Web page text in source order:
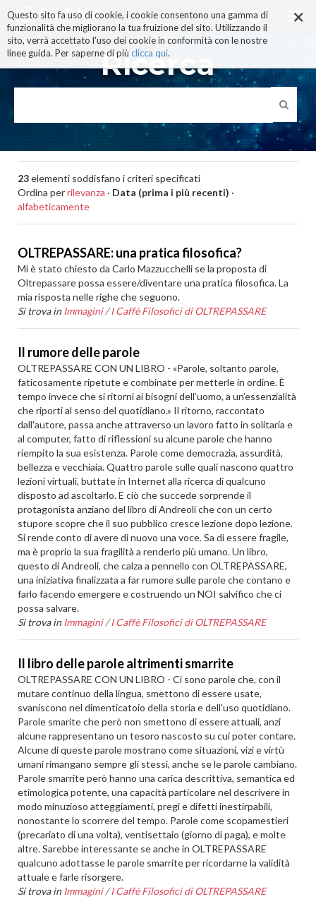
×
Questo sito fa uso di cookie, i cookie consentono una gamma di
funzionalità che migliorano la tua fruizione del sito. Utilizzando il
sito, verrà accettato l'uso dei cookie in conformità con le nostre
linee guida. Per saperne di più clicca qui.
ai
contenuti.
|
alla
navigazione
Ricerca
23elementi soddisfano i criteri specificati
Ordina perrilevanza · Data (prima i più recenti) ·
alfabeticamente
OLTREPASSARE: una pratica filosofica?
Mi è stato chiesto da Carlo Mazzucchelli se la proposta di
Oltrepassare possa essere/diventare una pratica filosofica. La
mia risposta nelle righe che seguono.
Si trova in Immagini /I Caffè Filosofici di OLTREPASSARE
Il rumore delle parole
OLTREPASSARE CON UN LIBRO - «Parole, soltanto parole,
faticosamente ripetute e combinate per metterle in ordine. È
tempo invece che si ritorni ai bisogni dell’uomo, a un’essenzialità
che riporti al senso del quotidiano.» Il ritorno, raccontato
dall'autore, passa anche attraverso un lavoro fatto in solitaria e
al computer, fatto di riflessioni su alcune parole che hanno
riempito la sua esistenza. Parole come democrazia, assurdità,
bellezza e vecchiaia. Quattro parole sulle quali nascono quattro
lezioni virtuali, buttate in Internet alla ricerca di qualcuno
disposto ad ascoltarlo. E ciò che succede sorprende il
protagonista anziano del libro di Andreoli che con un certo
stupore scopre che il suo pubblico cresce lezione dopo lezione.
Si rende conto di avere di nuovo una voce. Sa di essere fragile,
ma è proprio la sua fragilità a renderlo più umano. Un libro,
questo di Andreoli, che calza a pennello con OLTREPASSARE,
una iniziativa finalizzata a far rumore sulle parole che contano e
farlo facendo emergere e costruendo un NOI salvifico che ci
possa salvare.
Si trova in Immagini /I Caffè Filosofici di OLTREPASSARE
Il libro delle parole altrimenti smarrite
OLTREPASSARE CON UN LIBRO - Ci sono parole che, con il
mutare continuo della lingua, smettono di essere usate,
svaniscono nel dimenticatoio della storia e dell'uso quotidiano.
Parole smarite che però non smettono di essere attuali, anzi
alcune rappresentano un tesoro nascosto su cui poter contare.
Alcune di queste parole mostrano come situazioni, vizi e virtù
umani rimangano sempre gli stessi, anche se le parole cambiano.
Parole smarrite però hanno una carica descrittiva, semantica ed
etimologica potente, una capacità particolare nel descrivere in
modo minuzioso atteggiamenti, pregi e difetti inestirpabili,
nonostante lo scorrere del tempo. Parole come scopamestieri
(precariato di una volta), ventisettaio (giorno di paga), e molte
altre. Sarebbe interessante se anche in OLTREPASSARE
qualcuno adottasse le parole smarrite per ricordarne la validità
attuale e farle risorgere.
Si trova in Immagini /I Caffè Filosofici di OLTREPASSARE